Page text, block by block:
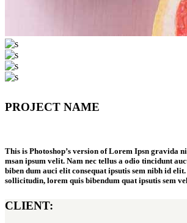
PROJECT NAME
This is Photoshop’s version of Lorem Ipsn gravida
msan ipsum velit. Nam nec tellus a odio tincidunt
biben dum auci elit consequat ipsutis sem nibh id
sollicitudin, lorem quis bibendum quat ipsutis sem
CLIENT: